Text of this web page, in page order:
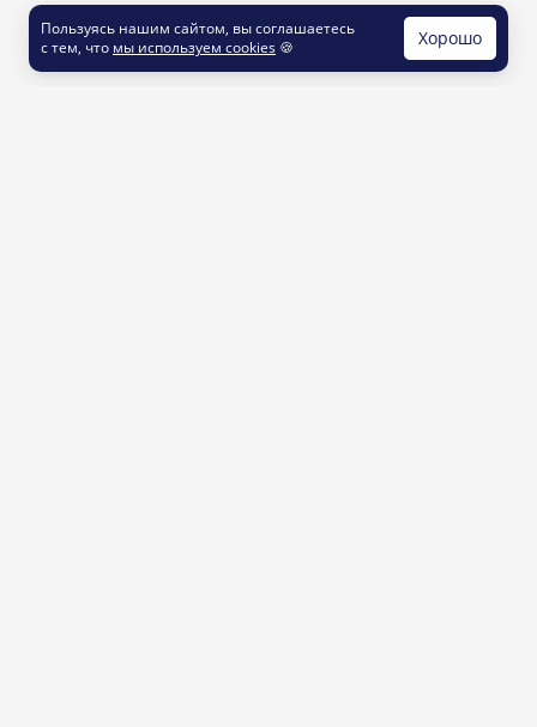
Пользуясь нашим сайтом, вы соглашаетесь
с тем, что мы используем cookies 🍪 Хорошо